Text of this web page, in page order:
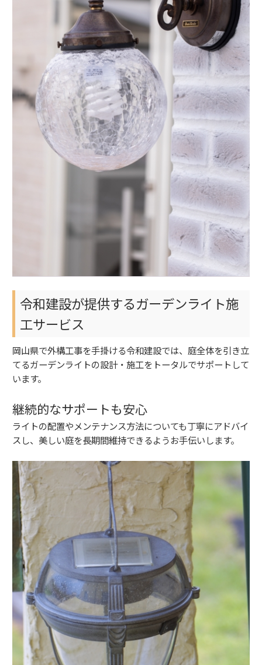
令和建設が提供するガーデンライト施
工サービス
岡山県で外構工事を手掛ける令和建設では、庭全体を引き立
てるガーデンライトの設計・施工をトータルでサポートして
います。
継続的なサポートも安心
ライトの配置やメンテナンス方法についても丁寧にアドバイ
スし、美しい庭を長期間維持できるようお手伝いします。